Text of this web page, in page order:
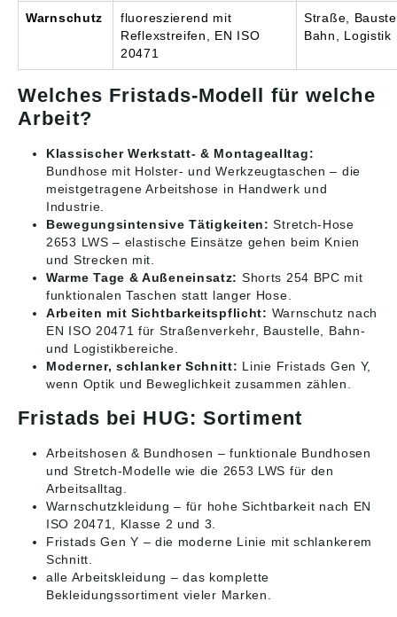
Warnschutz
fluoreszierend mit
Reflexstreifen, EN ISO
20471
Straße,
Bahn, Logistik
Welches Fristads-Modell für welche
Arbeit?
Klassischer Werkstatt- & Montagealltag:
Bundhose mit Holster- und Werkzeugtaschen – die
meistgetragene Arbeitshose in Handwerk und
Industrie.
Bewegungsintensive Tätigkeiten: Stretch-Hose
2653 LWS – elastische Einsätze gehen beim Knien
und Strecken mit.
Warme Tage & Außeneinsatz: Shorts 254 BPC mit
funktionalen Taschen statt langer Hose.
Arbeiten mit Sichtbarkeitspflicht: Warnschutz nach
EN ISO 20471 für Straßenverkehr, Baustelle, Bahn-
und Logistikbereiche.
Moderner, schlanker Schnitt: Linie Fristads Gen Y,
wenn Optik und Beweglichkeit zusammen zählen.
Fristads bei HUG: Sortiment
Arbeitshosen & Bundhosen – funktionale Bundhosen
und Stretch-Modelle wie die 2653 LWS für den
Arbeitsalltag.
Warnschutzkleidung – für hohe Sichtbarkeit nach EN
ISO 20471, Klasse 2 und 3.
Fristads Gen Y – die moderne Linie mit schlankerem
Schnitt.
alle Arbeitskleidung – das komplette
Bekleidungssortiment vieler Marken.